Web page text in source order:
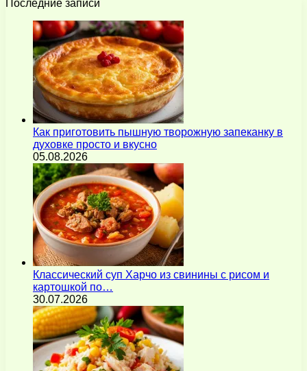
Последние записи
Как приготовить пышную творожную запеканку в
духовке просто и вкусно
05.08.2026
Классический суп Харчо из свинины с рисом и
картошкой по…
30.07.2026